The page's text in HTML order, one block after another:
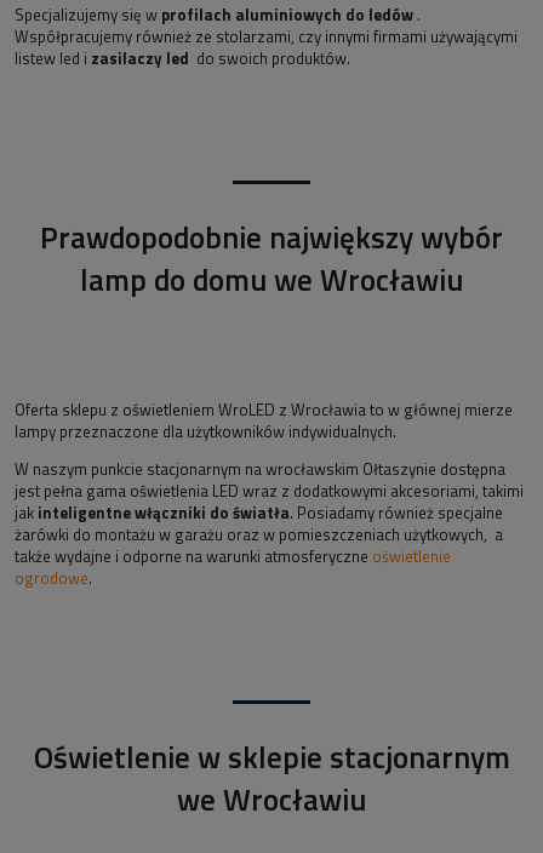
Specjalizujemy się w profilach aluminiowych do ledów .
Współpracujemy również ze stolarzami, czy innymi firmami używającymi
listew led i zasilaczy led do swoich produktów.
Prawdopodobnie największy wybór
lamp do domu we Wrocławiu
Oferta sklepu z oświetleniem WroLED z Wrocławia to w głównej mierze
lampy przeznaczone dla użytkowników indywidualnych.
W naszym punkcie stacjonarnym na wrocławskim Ołtaszynie dostępna
jest pełna gama oświetlenia LED wraz z dodatkowymi akcesoriami, takimi
jak inteligentne włączniki do światła. Posiadamy również specjalne
żarówki do montażu w garażu oraz w pomieszczeniach użytkowych, a
także wydajne i odporne na warunki atmosferyczne oświetlenie
ogrodowe.
Oświetlenie w sklepie stacjonarnym
we Wrocławiu